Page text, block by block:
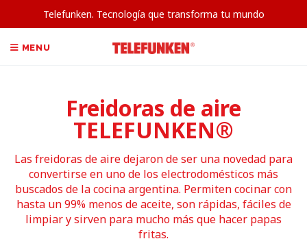
Telefunken. Tecnología que transforma tu mundo
MENU
Freidoras de aire
TELEFUNKEN®
Las freidoras de aire dejaron de ser una novedad para
convertirse en uno de los electrodomésticos más
buscados de la cocina argentina. Permiten cocinar con
hasta un 99% menos de aceite, son rápidas, fáciles de
limpiar y sirven para mucho más que hacer papas
fritas.